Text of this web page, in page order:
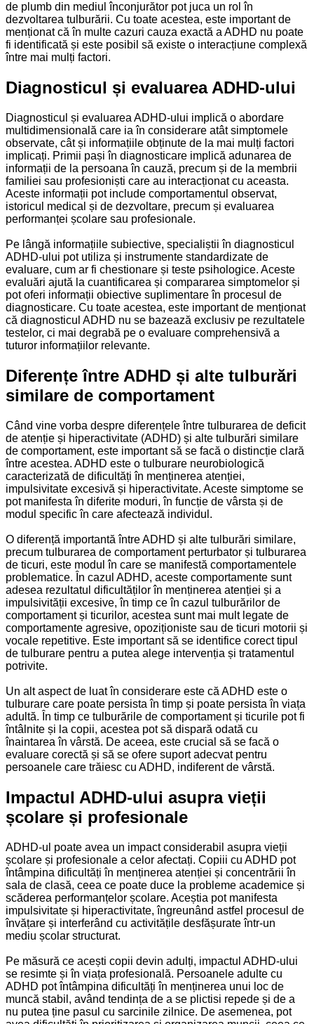
de plumb din mediul înconjurător pot juca un rol în
dezvoltarea tulburării. Cu toate acestea, este important de
menționat că în multe cazuri cauza exactă a ADHD nu poate
fi identificată și este posibil să existe o interacțiune complexă
între mai mulți factori.
Diagnosticul și evaluarea ADHD-ului
Diagnosticul și evaluarea ADHD-ului implică o abordare
multidimensională care ia în considerare atât simptomele
observate, cât și informațiile obținute de la mai mulți factori
implicați. Primii pași în diagnosticare implică adunarea de
informații de la persoana în cauză, precum și de la membrii
familiei sau profesioniști care au interacționat cu aceasta.
Aceste informații pot include comportamentul observat,
istoricul medical și de dezvoltare, precum și evaluarea
performanței școlare sau profesionale.
Pe lângă informațiile subiective, specialiștii în diagnosticul
ADHD-ului pot utiliza și instrumente standardizate de
evaluare, cum ar fi chestionare și teste psihologice. Aceste
evaluări ajută la cuantificarea și compararea simptomelor și
pot oferi informații obiective suplimentare în procesul de
diagnosticare. Cu toate acestea, este important de menționat
că diagnosticul ADHD nu se bazează exclusiv pe rezultatele
testelor, ci mai degrabă pe o evaluare comprehensivă a
tuturor informațiilor relevante.
Diferențe între ADHD și alte tulburări
similare de comportament
Când vine vorba despre diferențele între tulburarea de deficit
de atenție și hiperactivitate (ADHD) și alte tulburări similare
de comportament, este important să se facă o distincție clară
între acestea. ADHD este o tulburare neurobiologică
caracterizată de dificultăți în menținerea atenției,
impulsivitate excesivă și hiperactivitate. Aceste simptome se
pot manifesta în diferite moduri, în funcție de vârsta și de
modul specific în care afectează individul.
O diferență importantă între ADHD și alte tulburări similare,
precum tulburarea de comportament perturbator și tulburarea
de ticuri, este modul în care se manifestă comportamentele
problematice. În cazul ADHD, aceste comportamente sunt
adesea rezultatul dificultăților în menținerea atenției și a
impulsivității excesive, în timp ce în cazul tulburărilor de
comportament și ticurilor, acestea sunt mai mult legate de
comportamente agresive, opoziționiste sau de ticuri motorii și
vocale repetitive. Este important să se identifice corect tipul
de tulburare pentru a putea alege intervenția și tratamentul
potrivite.
Un alt aspect de luat în considerare este că ADHD este o
tulburare care poate persista în timp și poate persista în viața
adultă. În timp ce tulburările de comportament și ticurile pot fi
întâlnite și la copii, acestea pot să dispară odată cu
înaintarea în vârstă. De aceea, este crucial să se facă o
evaluare corectă și să se ofere suport adecvat pentru
persoanele care trăiesc cu ADHD, indiferent de vârstă.
Impactul ADHD-ului asupra vieții
școlare și profesionale
ADHD-ul poate avea un impact considerabil asupra vieții
școlare și profesionale a celor afectați. Copiii cu ADHD pot
întâmpina dificultăți în menținerea atenției și concentrării în
sala de clasă, ceea ce poate duce la probleme academice și
scăderea performanțelor școlare. Aceștia pot manifesta
impulsivitate și hiperactivitate, îngreunând astfel procesul de
învățare și interferând cu activitățile desfășurate într-un
mediu școlar structurat.
Pe măsură ce acești copii devin adulți, impactul ADHD-ului
se resimte și în viața profesională. Persoanele adulte cu
ADHD pot întâmpina dificultăți în menținerea unui loc de
muncă stabil, având tendința de a se plictisi repede și de a
nu putea ține pasul cu sarcinile zilnice. De asemenea, pot